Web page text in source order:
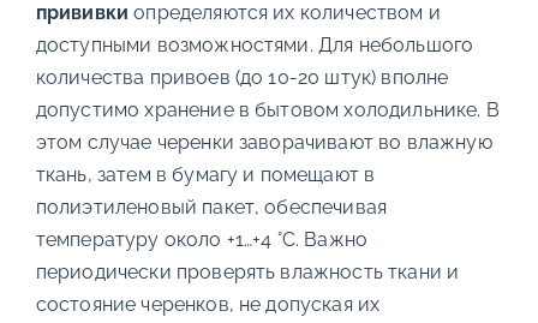
прививки определяются их количеством и
доступными возможностями. Для небольшого
количества привоев (до 10-20 штук) вполне
допустимо хранение в бытовом холодильнике. В
этом случае черенки заворачивают во влажную
ткань, затем в бумагу и помещают в
полиэтиленовый пакет, обеспечивая
температуру около +1…+4 °C. Важно
периодически проверять влажность ткани и
состояние черенков, не допуская их